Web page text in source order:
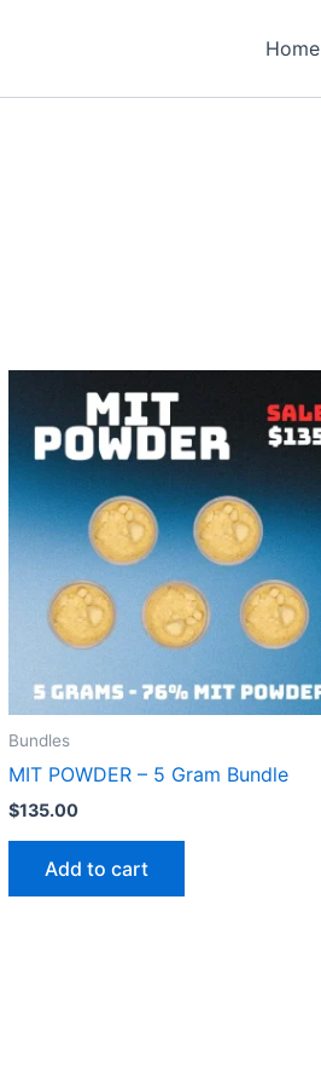
Home
Bundles
MIT POWDER – 5 Gram Bundle
$135.00
Add to cart